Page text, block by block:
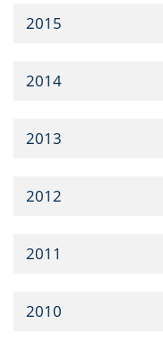
2015
2014
2013
2012
2011
2010